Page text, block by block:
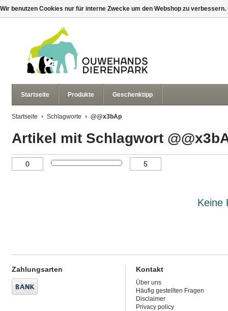
Startseite Produkte Geschenktipp
Startseite Schlagworte @@x3bAp
Artikel mit Schlagwort
Keine
Zahlungsarten Kontakt
Über uns
Häufig gestellten Fragen
Disclaimer
Privacy policy
Wir benutzen Cookies nur für interne Zwecke um den Webshop zu